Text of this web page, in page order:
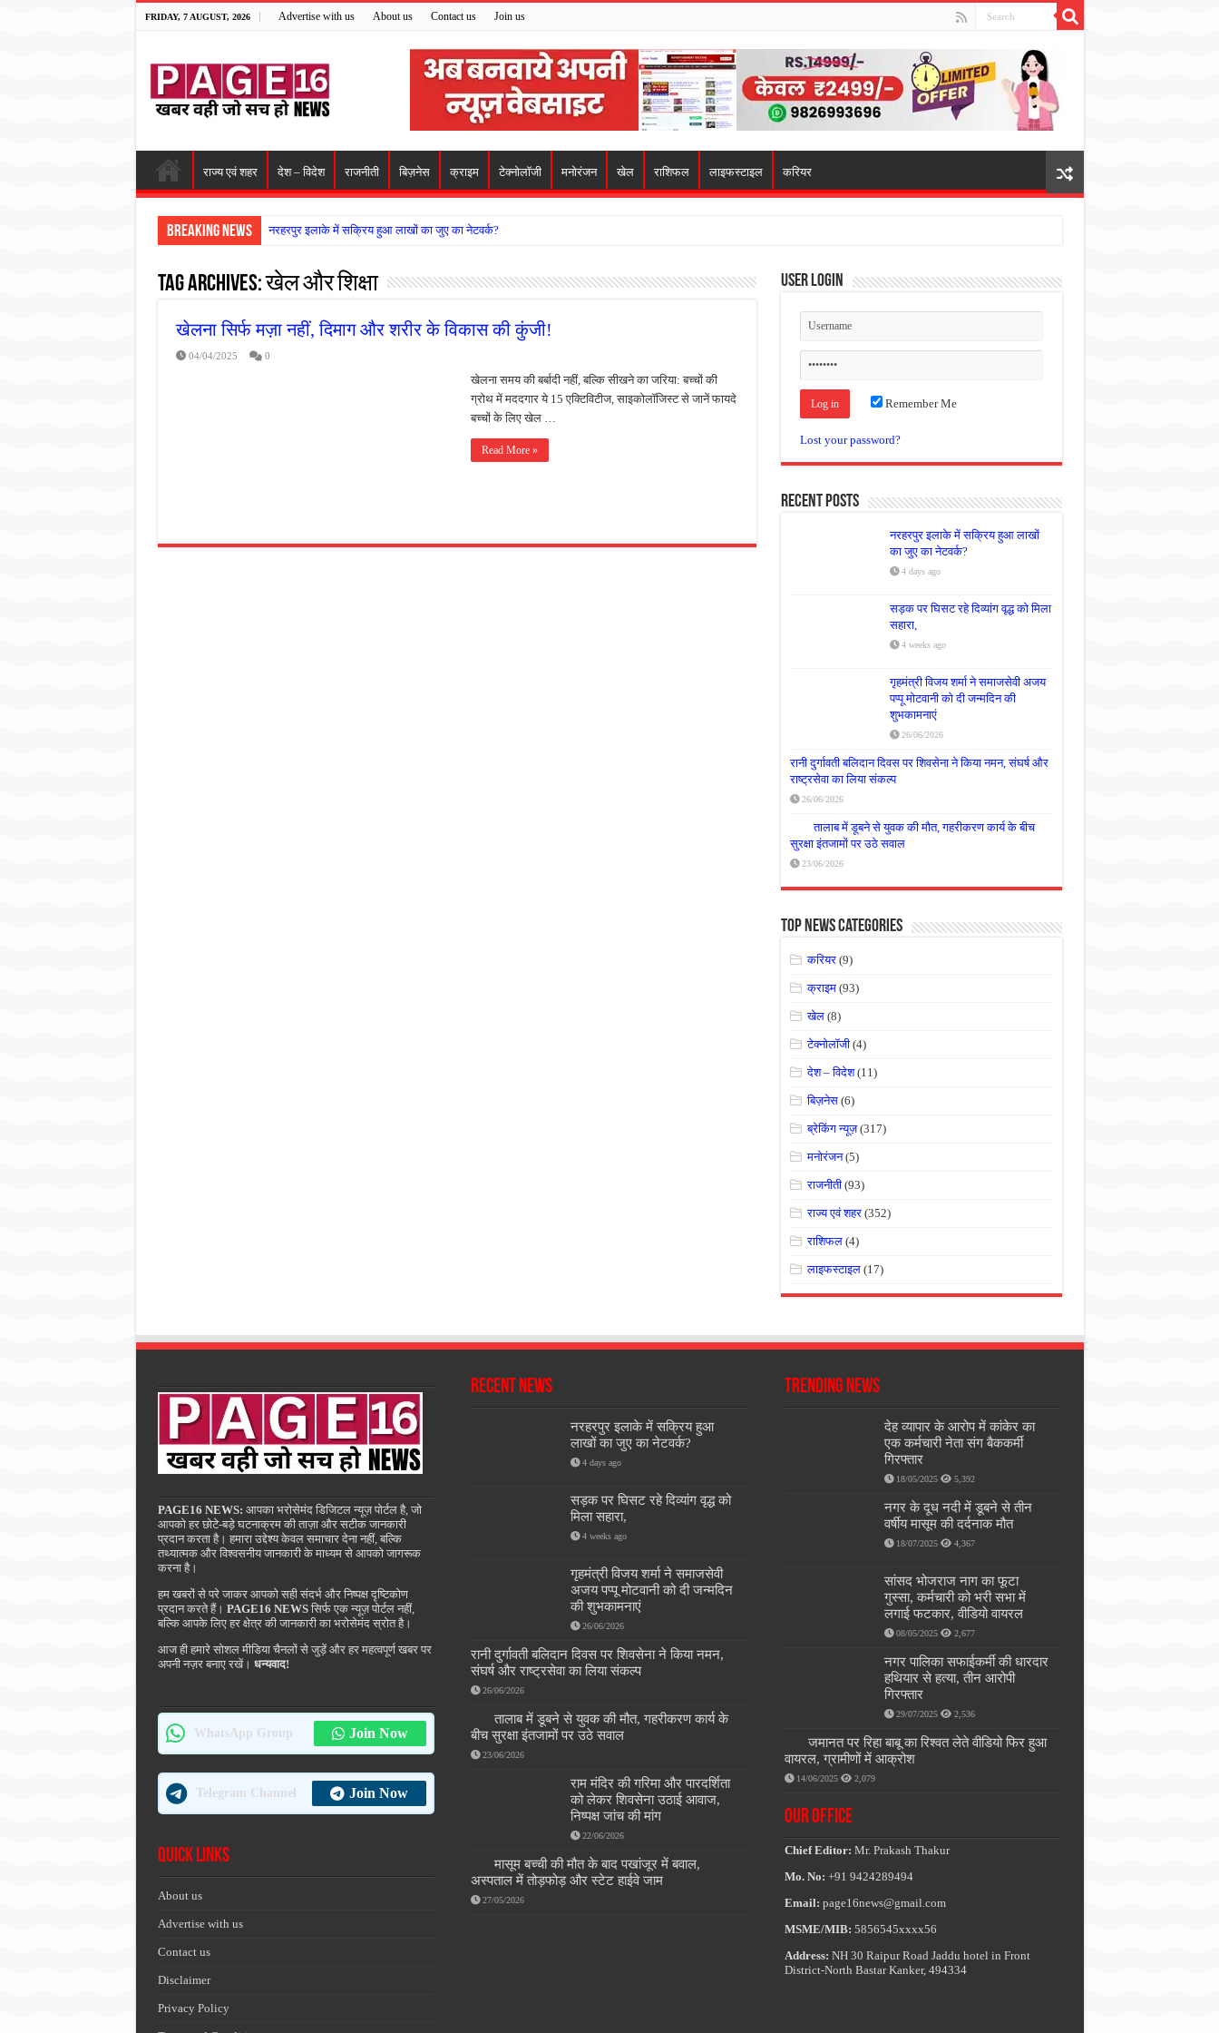
FRIDAY, 7 AUGUST, 2026 Advertise with us About us Contact us Join us
राज्य एवं शहर देश – विदेश राजनीती बिज़नेस क्राइम टेक्नोलॉजी मनोरंजन खेल राशिफल लाइफस्टाइल करियर
Breaking News नरहरपुर इलाके में सक्रिय हुआ लाखों का जुए का नेटवर्क?
गृहमंत्री विजय शर्मा ने समाजसेवी अजय पप्पू मोटवानी को दी जन्मदिन की शुभकामनाएं
रानी दुर्गावती बलिदान दिवस पर शिवसेना ने किया नमन, संघर्ष और राष्ट्रसेवा का लिया संकल्प
तालाब में डूबने से युवक की मौत, गहरीकरण कार्य के बीच सुरक्षा इंतजामों पर उठे सवाल
राम मंदिर की गरिमा और पारदर्शिता को लेकर शिवसेना उठाई आवाज, निष्पक्ष जांच की मांग
मासूम बच्ची की मौत के बाद पखांजूर में बवाल, अस्पताल में तोड़फोड़ और स्टेट हाईवे जाम
अंतरराष्ट्रीय जैव विविधता दिवस पर पर्यावरण संरक्षण का संदेश, कांकेर में जागरूकता कार्यक्रम आयोजित
Tag Archives:खेल और शिक्षा
खेलना सिर्फ मज़ा नहीं, दिमाग और शरीर के विकास की कुंजी!
04/04/2025 0
खेलना समय की बर्बादी नहीं, बल्कि सीखने का जरिया: बच्चों की
ग्रोथ में मददगार ये 15 एक्टिविटीज, साइकोलॉजिस्ट से जानें फायदे
बच्चों के लिए खेल …
Read More »
User Login
Remember Me
Lost your password?
Recent Posts
नरहरपुर इलाके में सक्रिय हुआ लाखों
का जुए का नेटवर्क?
4 days ago
सड़क पर घिसट रहे दिव्यांग वृद्ध को मिला
सहारा,
4 weeks ago
गृहमंत्री विजय शर्मा ने समाजसेवी अजय
पप्पू मोटवानी को दी जन्मदिन की
शुभकामनाएं
26/06/2026
रानी दुर्गावती बलिदान दिवस पर शिवसेना ने किया नमन, संघर्ष और
राष्ट्रसेवा का लिया संकल्प
26/06/2026
तालाब में डूबने से युवक की मौत, गहरीकरण कार्य के बीच
सुरक्षा इंतजामों पर उठे सवाल
23/06/2026
Top News Categories
करियर (9)
क्राइम (93)
खेल (8)
टेक्नोलॉजी (4)
देश – विदेश(11)
बिज़नेस (6)
ब्रेकिंग न्यूज़(317)
मनोरंजन(5)
राजनीती (93)
राज्य एवं शहर (352)
राशिफल (4)
लाइफस्टाइल (17)
PAGE16 NEWS: आपका भरोसेमंद डिजिटल न्यूज़ पोर्टल है, जो
आपको हर छोटे-बड़े घटनाक्रम की ताज़ा और सटीक जानकारी
प्रदान करता है। हमारा उद्देश्य केवल समाचार देना नहीं, बल्कि
तथ्यात्मक और विश्वसनीय जानकारी के माध्यम से आपको जागरूक
करना है।
हम खबरों से परे जाकर आपको सही संदर्भ और निष्पक्ष दृष्टिकोण
प्रदान करते हैं। PAGE16 NEWSसिर्फ एक न्यूज़ पोर्टल नहीं,
बल्कि आपके लिए हर क्षेत्र की जानकारी का भरोसेमंद स्रोत है।
आज ही हमारे सोशल मीडिया चैनलों से जुड़ें और हर महत्वपूर्ण खबर पर
अपनी नज़र बनाए रखें। धन्यवाद!
WhatsApp Group Join Now
Telegram Channel Join Now
Quick Links
About us
Advertise with us
Contact us
Disclaimer
Privacy Policy
Recent News
नरहरपुर इलाके में सक्रिय हुआ
लाखों का जुए का नेटवर्क?
4 days ago
सड़क पर घिसट रहे दिव्यांग वृद्ध को
मिला सहारा,
4 weeks ago
गृहमंत्री विजय शर्मा ने समाजसेवी
अजय पप्पू मोटवानी को दी जन्मदिन
की शुभकामनाएं
26/06/2026
रानी दुर्गावती बलिदान दिवस पर शिवसेना ने किया नमन,
संघर्ष और राष्ट्रसेवा का लिया संकल्प
26/06/2026
तालाब में डूबने से युवक की मौत, गहरीकरण कार्य के
बीच सुरक्षा इंतजामों पर उठे सवाल
23/06/2026
राम मंदिर की गरिमा और पारदर्शिता
को लेकर शिवसेना उठाई आवाज,
निष्पक्ष जांच की मांग
22/06/2026
मासूम बच्ची की मौत के बाद पखांजूर में बवाल,
अस्पताल में तोड़फोड़ और स्टेट हाईवे जाम
27/05/2026
Trending News
देह व्यापार के आरोप में कांकेर का
एक कर्मचारी नेता संग बैककर्मी
गिरफ्तार
18/05/2025 5,392
नगर के दूध नदी में डूबने से तीन
वर्षीय मासूम की दर्दनाक मौत
18/07/2025 4,367
सांसद भोजराज नाग का फूटा
गुस्सा, कर्मचारी को भरी सभा में
लगाई फटकार, वीडियो वायरल
08/05/2025 2,677
नगर पालिका सफाईकर्मी की धारदार
हथियार से हत्या, तीन आरोपी
गिरफ्तार
29/07/2025 2,536
जमानत पर रिहा बाबू का रिश्वत लेते वीडियो फिर हुआ
वायरल, ग्रामीणों में आक्रोश
14/06/2025 2,079
OUR OFFICE
Chief Editor: Mr. Prakash Thakur
Mo. No: +91 9424289494
Email: page16news@gmail.com
MSME/MIB: 5856545xxxx56
Address: NH 30 Raipur Road Jaddu hotel in Front
District-North Bastar Kanker, 494334